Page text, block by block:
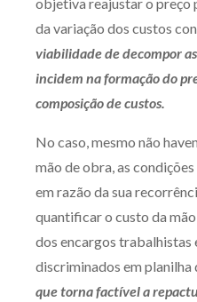
da variação dos custos
viabilidade de decompor
incidem na formação do
composição de custos.
No caso, mesmo não
mão de obra, as
em razão da sua
quantificar o custo da
dos encargos trabalhistas
discriminados em planilha
que torna factível a